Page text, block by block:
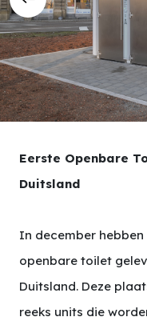
Eerste Openbare
Duitsland
In december
openbare toilet
Duitsland. Deze
reeks units die